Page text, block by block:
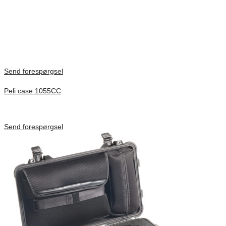
Send forespørgsel
Peli case 1055CC
Send forespørgsel